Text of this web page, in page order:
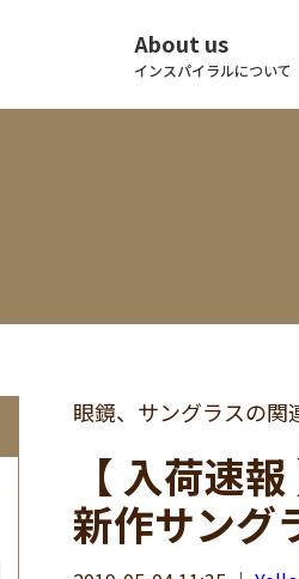
About us
インスパイラルについて
眼鏡、サングラスの関
【 入荷速
新作サング